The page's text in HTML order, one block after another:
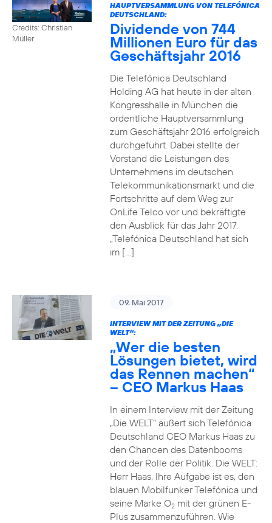
Credits: Christian
Müller
HAUPTVERSAMMLUNG VON TELEFÓNICA
DEUTSCHLAND:
Dividende von 744
Millionen Euro für das
Geschäftsjahr 2016
Die Telefónica Deutschland
Holding AG hat heute in der alten
Kongresshalle in München die
ordentliche Hauptversammlung
zum Geschäftsjahr 2016 erfolgreich
durchgeführt. Dabei stellte der
Vorstand die Leistungen des
Unternehmens im deutschen
Telekommunikationsmarkt und die
Fortschritte auf dem Weg zur
OnLife Telco vor und bekräftigte
den Ausblick für das Jahr 2017.
„Telefónica Deutschland hat sich
im […]
09. Mai 2017
INTERVIEW MIT DER ZEITUNG „DIE
WELT“:
„Wer die besten
Lösungen bietet, wird
das Rennen machen“
– CEO Markus Haas
In einem Interview mit der Zeitung
„Die WELT“ äußert sich Telefónica
Deutschland CEO Markus Haas zu
den Chancen des Datenbooms
und der Rolle der Politik. Die WELT:
Herr Haas, Ihre Aufgabe ist es, den
blauen Mobilfunker Telefónica und
seine Marke O2mit der grünen E-
Plus zusammenzuführen. Wie